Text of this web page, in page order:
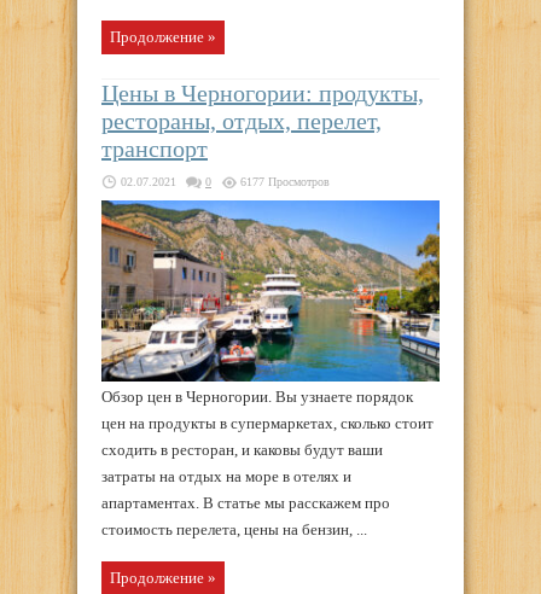
Продолжение »
Цены в Черногории: продукты,
рестораны, отдых, перелет,
транспорт
02.07.2021 0 6177 Просмотров
Обзор цен в Черногории. Вы узнаете порядок
цен на продукты в супермаркетах, сколько стоит
сходить в ресторан, и каковы будут ваши
затраты на отдых на море в отелях и
апартаментах. В статье мы расскажем про
стоимость перелета, цены на бензин, ...
Продолжение »